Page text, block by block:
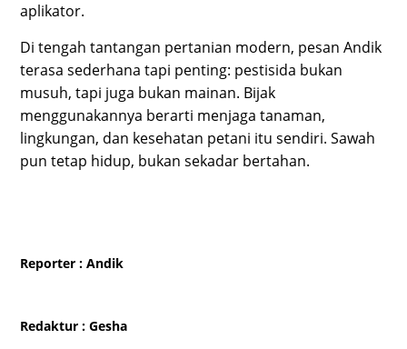
aplikator.
Di tengah tantangan pertanian modern, pesan Andik
terasa sederhana tapi penting: pestisida bukan
musuh, tapi juga bukan mainan. Bijak
menggunakannya berarti menjaga tanaman,
lingkungan, dan kesehatan petani itu sendiri. Sawah
pun tetap hidup, bukan sekadar bertahan.
Reporter : Andik
Redaktur : Gesha